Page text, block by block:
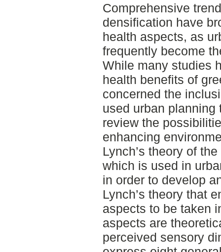
Comprehensive
densification have
health aspects, as
frequently become
While many studies
health benefits of
concerned the
used urban
review the
enhancing
Lynch’s theory of
which is used in
in order to develop
Lynch’s theory that
aspects to be taken
aspects are
perceived sensory